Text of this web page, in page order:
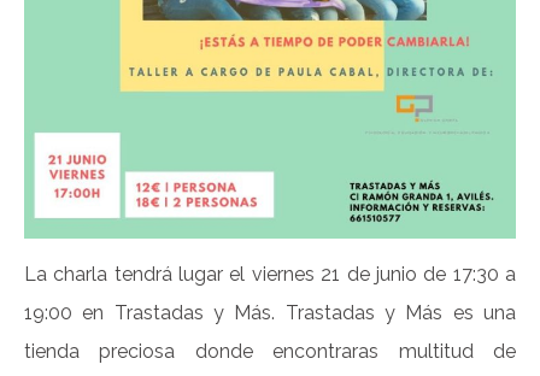
La charla tendrá lugar el viernes 21 de junio de 17:30 a
19:00 en Trastadas y Más. Trastadas y Más es una
tienda preciosa donde encontraras multitud de